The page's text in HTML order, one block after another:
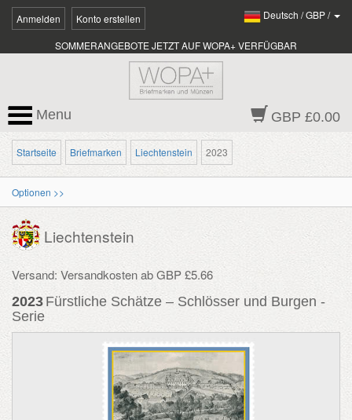
Anmelden Konto erstellen Deutsch /GBP/
SOMMERANGEBOTE JETZT AUF WOPA+ VERFÜGBAR
GBP £0.00
Menu
Startseite Briefmarken Liechtenstein 2023
Optionen >>
Liechtenstein
Versand: Versandkosten ab GBP £5.66
2023 Fürstliche Schätze – Schlösser und Burgen -
Serie